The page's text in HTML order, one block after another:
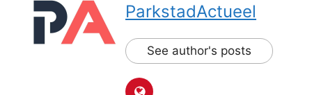
ParkstadActueel
See author's posts